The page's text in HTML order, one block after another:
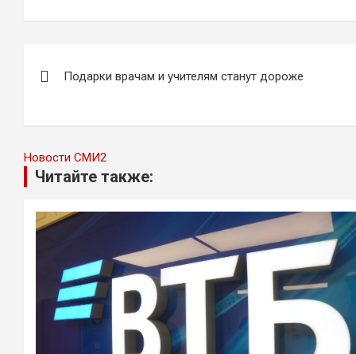
по
записям
Подарки врачам и учителям станут дороже
Новости СМИ2
Читайте также: